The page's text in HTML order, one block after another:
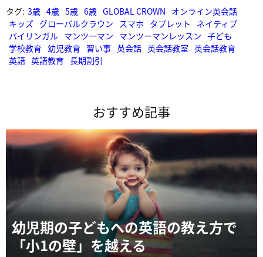
タグ: 3歳 4歳 5歳 6歳 GLOBAL CROWN オンライン英会話
キッズ グローバルクラウン スマホ タブレット
ネイティブ
バイリンガル マンツーマン マンツーマンレッスン 子ども
学校教育 幼児教育 習い事 英会話 英会話教室 英会話教育
英語 英語教育 長期割引
おすすめ記事
幼児期の子どもへの英語の教え方で
「小1の壁」を越える